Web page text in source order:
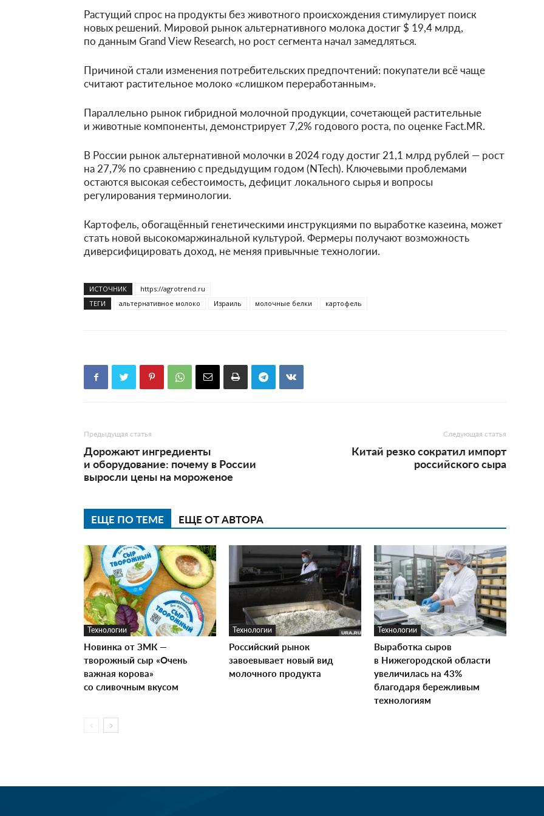
Растущий спрос на продукты без животного происхождения стимулирует поиск
новых решений. Мировой рынок альтернативного молока достиг $ 19,4 млрд,
по данным Grand View Research, но рост сегмента начал замедляться.
Причиной стали изменения потребительских предпочтений: покупатели всё чаще
считают растительное молоко «слишком переработанным».
Параллельно рынок гибридной молочной продукции, сочетающей растительные
и животные компоненты, демонстрирует 7,2% годового роста, по оценке Fact.MR.
В России рынок альтернативной молочки в 2024 году достиг 21,1 млрд рублей — рост
на 27,7% по сравнению с предыдущим годом (NTech). Ключевыми проблемами
остаются высокая себестоимость, дефицит локального сырья и вопросы
регулирования терминологии.
Картофель, обогащённый генетическими инструкциями по выработке казеина, может
стать новой высокомаржинальной культурой. Фермеры получают возможность
диверсифицировать доход, не меняя привычные технологии.
ИСТОЧНИК
https://agrotrend.ru
ТЕГИ
альтернативное молоко Израиль молочные белки картофель
Предыдущая статья
Дорожают ингредиенты
и оборудование: почему в России
выросли цены на мороженое
Следующая статья
Китай резко сократил импорт
российского сыра
ЕЩЕ ПО ТЕМЕ ЕЩЕ ОТ АВТОРА
Технологии
Новинка от ЗМК —
творожный сыр «Очень
важная корова»
со сливочным вкусом
Технологии
Российский рынок
завоевывает новый вид
молочного продукта
Технологии
Выработка сыров
в Нижегородской области
увеличилась на 43%
благодаря бережливым
технологиям